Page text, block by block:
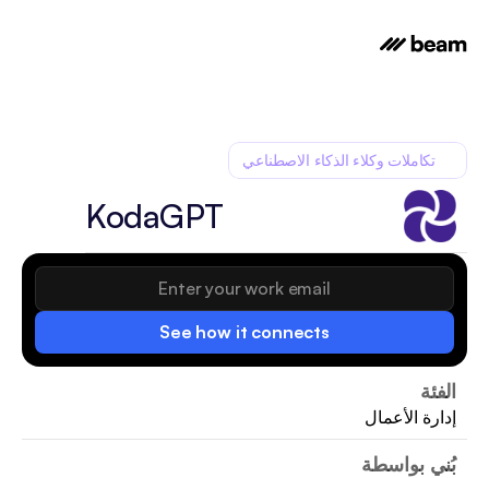
See how it connects
الفئة
إدارة الأعمال
بُني بواسطة
تكاملات وكلاء الذكاء الاصطناعي
KodaGPT